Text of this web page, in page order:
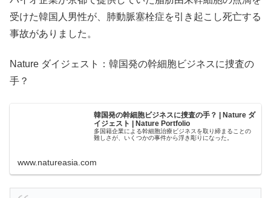
受けた韓国人男性が、肺動脈塞栓症を引き起こし死亡する
事故がありました。
Nature ダイジェスト：韓国発の幹細胞ビジネスに捜査の
手？
韓国発の幹細胞ビジネスに捜査の手？ | Nature ダ
イジェスト | Nature Portfolio
多国籍企業による幹細胞治療ビジネスを取り締まることの
難しさが、いくつかの事件から浮き彫りになった。
www.natureasia.com